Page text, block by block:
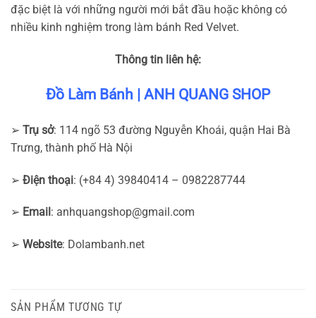
đặc biệt là với những người mới bắt đầu hoặc không có
nhiều kinh nghiệm trong làm bánh Red Velvet.
Thông tin liên hệ:
Đồ Làm Bánh | ANH QUANG SHOP
➢ Trụ sở: 114 ngõ 53 đường Nguyễn Khoái, quận Hai Bà
Trưng, thành phố Hà Nội
➢ Điện thoại: (+84 4) 39840414 – 0982287744
➢ Email : anhquangshop@gmail.com
➢ Website: Dolambanh.net
SẢN PHẨM TƯƠNG TỰ